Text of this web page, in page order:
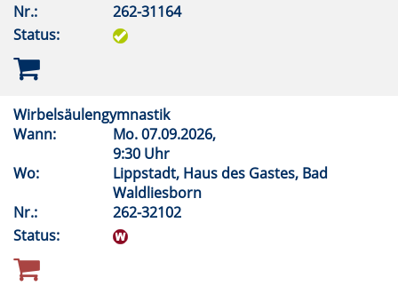
Nr.:
262-31164
Status:
Wirbelsäulengymnastik
Wann:
Mo.07.09.2026,
9:30 Uhr
Wo:
Lippstadt, Haus des Gastes, Bad
Waldliesborn
Nr.:
262-32102
Status: